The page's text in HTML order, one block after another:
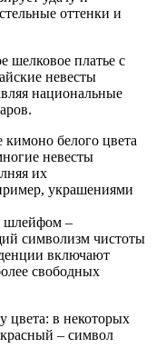
оттенки и
шелковое платье с
невесты
национальные
кимоно белого цвета
невесты
их
украшениями
шлейфом –
символизм чистоты
включают
свободных
цвета: в некоторых
красный – символ